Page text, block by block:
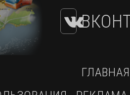
ГЛАВНАЯ